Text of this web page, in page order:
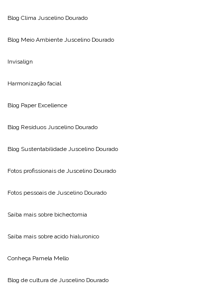
Blog Clima Juscelino Dourado
Blog Meio Ambiente Juscelino Dourado
Invisalign
Harmonização facial
Blog Paper Excellence
Blog Resíduos Juscelino Dourado
Blog Sustentabilidade Juscelino Dourado
Fotos profissionais de Juscelino Dourado
Fotos pessoais de Juscelino Dourado
Saiba mais sobre bichectomia
Saiba mais sobre acido hialuronico
Conheça Pamela Mello
Blog de cultura de Juscelino Dourado